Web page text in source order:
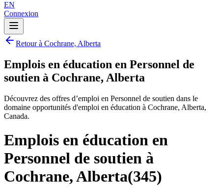
EN
Connexion
Retour à Cochrane, Alberta
Emplois en éducation en Personnel de
soutien à Cochrane, Alberta
Découvrez des offres d’emploi en Personnel de soutien dans le
domaine opportunités d'emploi en éducation à Cochrane, Alberta,
Canada.
Emplois en éducation en
Personnel de soutien à
Cochrane, Alberta(345)